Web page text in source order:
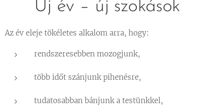
🌿 Új év – új szokások
Az év eleje tökéletes alkalom arra, hogy:
rendszeresebben mozogjunk,
több időt szánjunk pihenésre,
tudatosabban bánjunk a testünkkel,